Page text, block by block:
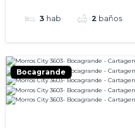
3 hab 2 baños
Bocagrande